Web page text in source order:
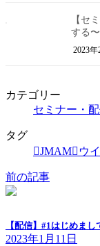
【セ
する〜
2023年
カテゴリー
セミナー・
タグ
JMAM
ウ
前の記事
【配信】#1はじめま
2023年1月11日